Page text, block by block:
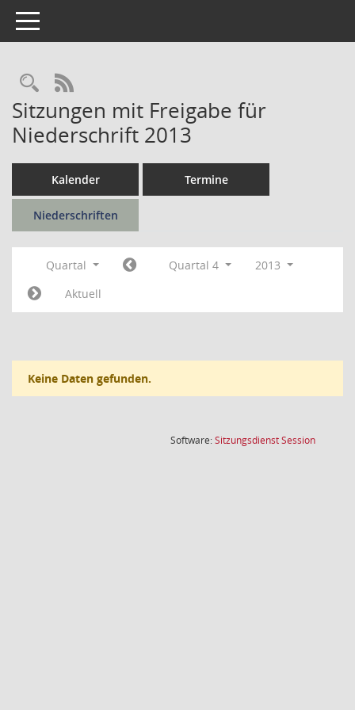
Toggle navigation
Rechercheauswahl
RSS-Feed
Sitzungen mit Freigabe für
Niederschrift 2013
Kalender Termine
Niederschriften
Quartal Quartal 4
2013
Aktuell
Keine Daten gefunden.
Software:SitzungsdienstSession(Wird in